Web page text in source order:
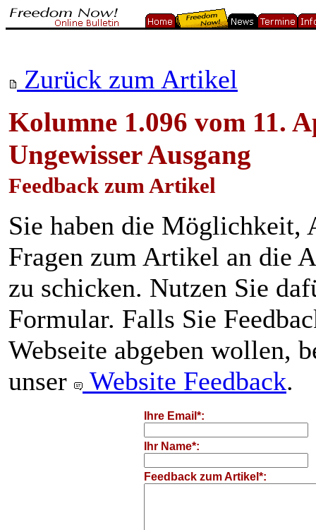
Zurück zum Artikel
Kolumne 1.096 vom 11.
Ungewisser Ausgang
Feedback zum Artikel
Sie haben die Möglichkeit,
Fragen zum Artikel an die
zu schicken. Nutzen Sie
Formular. Falls Sie
Webseite abgeben wollen,
unser
Website Feedback.
Ihre Email*:
Ihr Name*:
Feedback zum Artikel*: